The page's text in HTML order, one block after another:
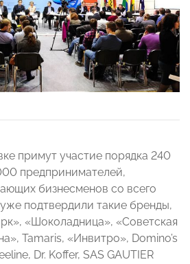
примут участие порядка 240
предпринимателей,
бизнесменов со всего
подтвердили такие бренды,
«Шоколадница», «Советская
Tamaris, «Инвитро», Domino’s
Dr. Koffer, SAS GAUTIER